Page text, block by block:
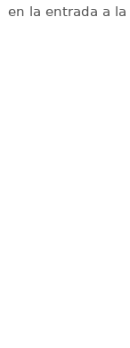
en la entrada a la